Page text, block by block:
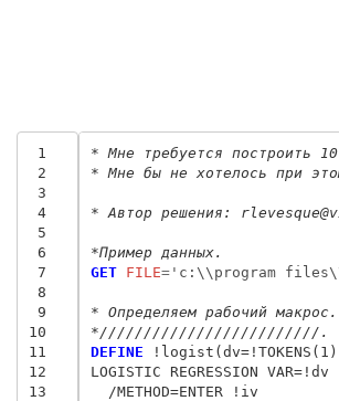
1
2
3
4
5
6
7
8
9
10
11
12
13
* Мне требуется построить
* Мне бы не хотелось при
* Автор решения:
*Пример данных.
GET FILE='c:\\program
* Определяем рабочий макрос.
*/////////////////////////.
DEFINE !logist(dv=!TOKENS(1)
LOGISTIC REGRESSION VAR=!dv
  /METHOD=ENTER !iv